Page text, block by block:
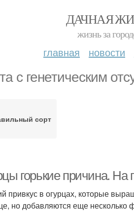
ДАЧНАЯ
жизнь за
главная новости
с генетическим
сорт
горькие причина. На
привкус в огурцах, которые
но добавляются еще несколько